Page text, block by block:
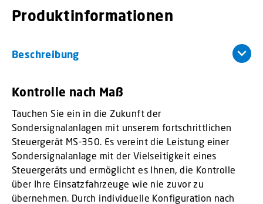
Produktinformationen
Beschreibung
Kontrolle nach Maß
Tauchen Sie ein in die Zukunft der
Sondersignalanlagen mit unserem fortschrittlichen
Steuergerät MS-350. Es vereint die Leistung einer
Sondersignalanlage mit der Vielseitigkeit eines
Steuergeräts und ermöglicht es Ihnen, die Kontrolle
über Ihre Einsatzfahrzeuge wie nie zuvor zu
übernehmen. Durch individuelle Konfiguration nach